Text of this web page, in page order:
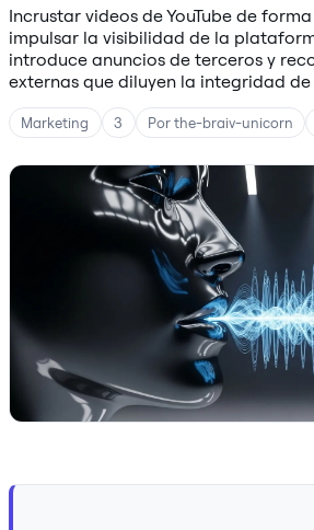
Incrustar videos de YouTube de
impulsar la visibilidad de la
introduce anuncios de terceros y
externas que diluyen la integridad
Marketing 3 Por the-braiv-unicorn